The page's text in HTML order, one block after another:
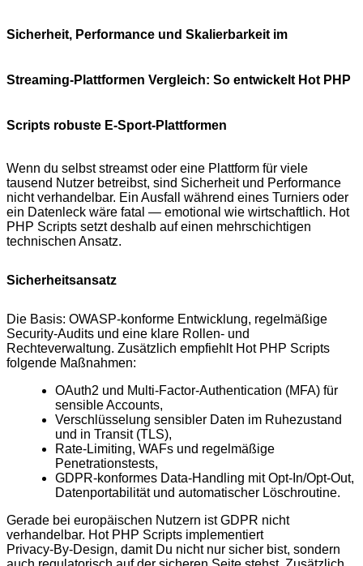
Sicherheit, Performance und Skalierbarkeit im
Streaming‑Plattformen Vergleich: So entwickelt Hot PHP
Scripts robuste E‑Sport‑Plattformen
Wenn du selbst streamst oder eine Plattform für viele
tausend Nutzer betreibst, sind Sicherheit und Performance
nicht verhandelbar. Ein Ausfall während eines Turniers oder
ein Datenleck wäre fatal — emotional wie wirtschaftlich. Hot
PHP Scripts setzt deshalb auf einen mehrschichtigen
technischen Ansatz.
Sicherheitsansatz
Die Basis: OWASP‑konforme Entwicklung, regelmäßige
Security‑Audits und eine klare Rollen‑ und
Rechteverwaltung. Zusätzlich empfiehlt Hot PHP Scripts
folgende Maßnahmen:
OAuth2 und Multi‑Factor‑Authentication (MFA) für
sensible Accounts,
Verschlüsselung sensibler Daten im Ruhezustand
und in Transit (TLS),
Rate‑Limiting, WAFs und regelmäßige
Penetrationstests,
GDPR‑konformes Data‑Handling mit Opt‑In/Opt‑Out,
Datenportabilität und automatischer Löschroutine.
Gerade bei europäischen Nutzern ist GDPR nicht
verhandelbar. Hot PHP Scripts implementiert
Privacy‑By‑Design, damit Du nicht nur sicher bist, sondern